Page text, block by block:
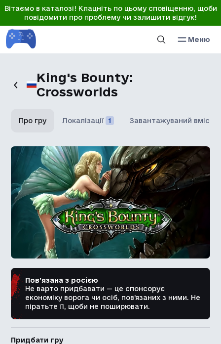
Вітаємо в каталозі! Клацніть по цьому сповіщенню, щоби
повідомити про проблему чи залишити відгук!
Меню
King's Bounty:
Crossworlds
Про гру Локалізації 1 Завантажуваний вміст
Пов’язана з росією
Не варто придбавати — це спонсорує
економіку ворога чи осіб, пов’язаних з ними. Не
піратьте її, щоби не поширювати.
Придбати гру